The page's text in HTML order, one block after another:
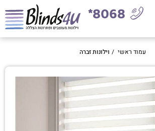
8068*
עמוד ראשי / וילונות זברה